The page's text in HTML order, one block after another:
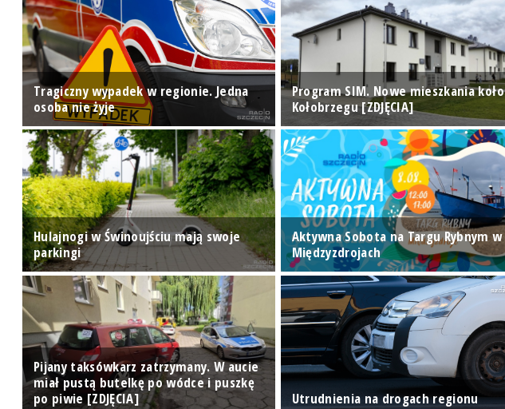
Tragiczny wypadek w regionie. Jedna
osoba nie żyje
Program SIM. Nowe mieszkania koło
Kołobrzegu [ZDJĘCIA]
Hulajnogi w Świnoujściu mają swoje
parkingi
Aktywna Sobota na Targu Rybnym w
Międzyzdrojach
Pijany taksówkarz zatrzymany. W aucie
miał pustą butelkę po wódce i puszkę
po piwie [ZDJĘCIA]
Utrudnienia na drogach regionu